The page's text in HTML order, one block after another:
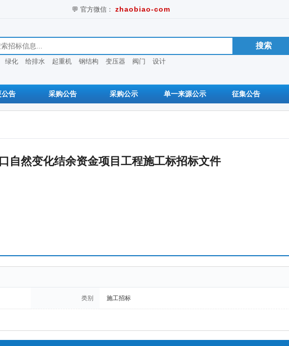
💬 官方微信： zhaobiao-com
绿化 给排水 起重机 钢结构 变压器 阀门 设计
告 采购公告 采购公示 单一来源公示 征集公告
自然变化结余资金项目工程施工标招标文件
类别 施工招标